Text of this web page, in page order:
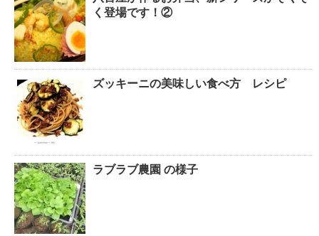
く登場です！②
ズッキーニの美味しい食べ方 レシピ
ラブラブ農園 の様子